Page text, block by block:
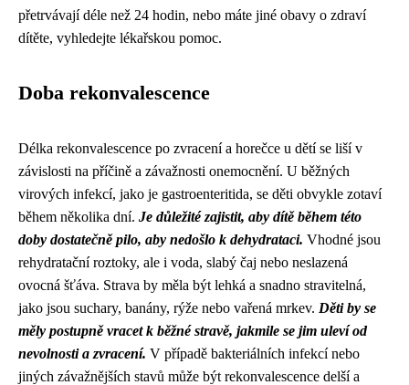
přetrvávají déle než 24 hodin, nebo máte jiné obavy o zdraví
dítěte, vyhledejte lékařskou pomoc.
Doba rekonvalescence
Délka rekonvalescence po zvracení a horečce u dětí se liší v
závislosti na příčině a závažnosti onemocnění. U běžných
virových infekcí, jako je gastroenteritida, se děti obvykle zotaví
během několika dní. Je důležité zajistit, aby dítě během této
doby dostatečně pilo, aby nedošlo k dehydrataci. Vhodné jsou
rehydratační roztoky, ale i voda, slabý čaj nebo neslazená
ovocná šťáva. Strava by měla být lehká a snadno stravitelná,
jako jsou suchary, banány, rýže nebo vařená mrkev. Děti by se
měly postupně vracet k běžné stravě, jakmile se jim uleví od
nevolnosti a zvracení. V případě bakteriálních infekcí nebo
jiných závažnějších stavů může být rekonvalescence delší a